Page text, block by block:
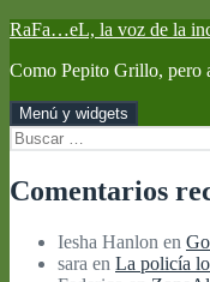
Saltar
contenido
RaFa…eL, la voz de la
Como Pepito Grillo, pero
Menú y widgets
Buscar:
Comentarios
Iesha Hanlon en
sara en La policía